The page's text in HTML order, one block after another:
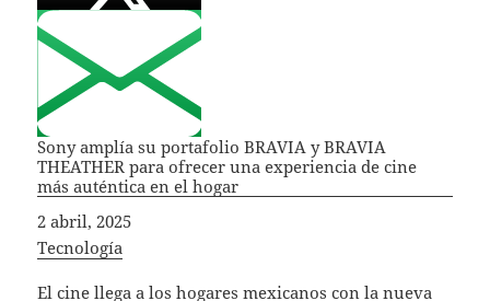
Sony amplía su portafolio BRAVIA y BRAVIA
THEATHER para ofrecer una experiencia de cine
más auténtica en el hogar
Fecha
2 abril, 2025
In relation to
Tecnología
El cine llega a los hogares mexicanos con la nueva